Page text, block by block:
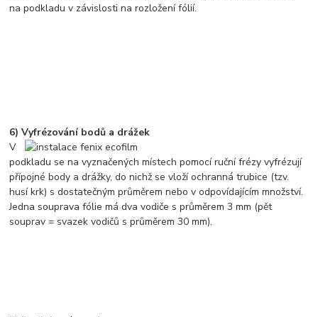
na podkladu v závislosti na rozložení fólií.
6) Vyfrézování bodů a drážek
V
podkladu se na vyznačených místech pomocí ruční frézy vyfrézují
přípojné body a drážky, do nichž se vloží ochranná trubice (tzv.
husí krk) s dostatečným průměrem nebo v odpovídajícím množství.
Jedna souprava fólie má dva vodiče s průměrem 3 mm (pět
souprav = svazek vodičů s průměrem 30 mm).